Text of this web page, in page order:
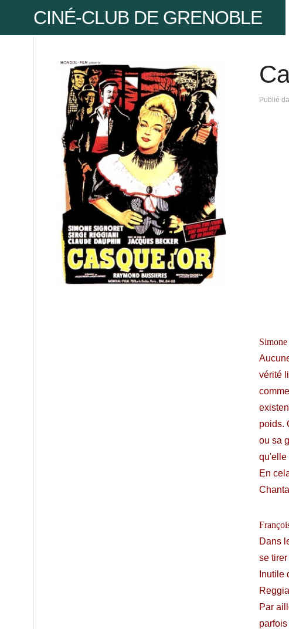
CINÉ-CLUB DE GRENOBLE
Publié
vérité
poids.
ou sa
qu'elle
En
Dans
se
Inutile
Par
Pseudo